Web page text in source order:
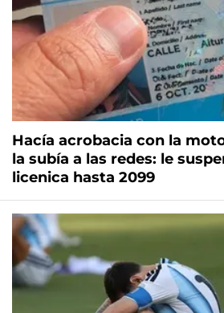
Hacía acrobacia con la
la subía a las redes: le
licenica hasta 2099